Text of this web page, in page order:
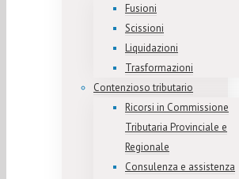
Fusioni
Scissioni
Liquidazioni
Trasformazioni
Contenzioso tributario
Ricorsi in Commissione
Tributaria Provinciale e
Regionale
Consulenza e assistenza